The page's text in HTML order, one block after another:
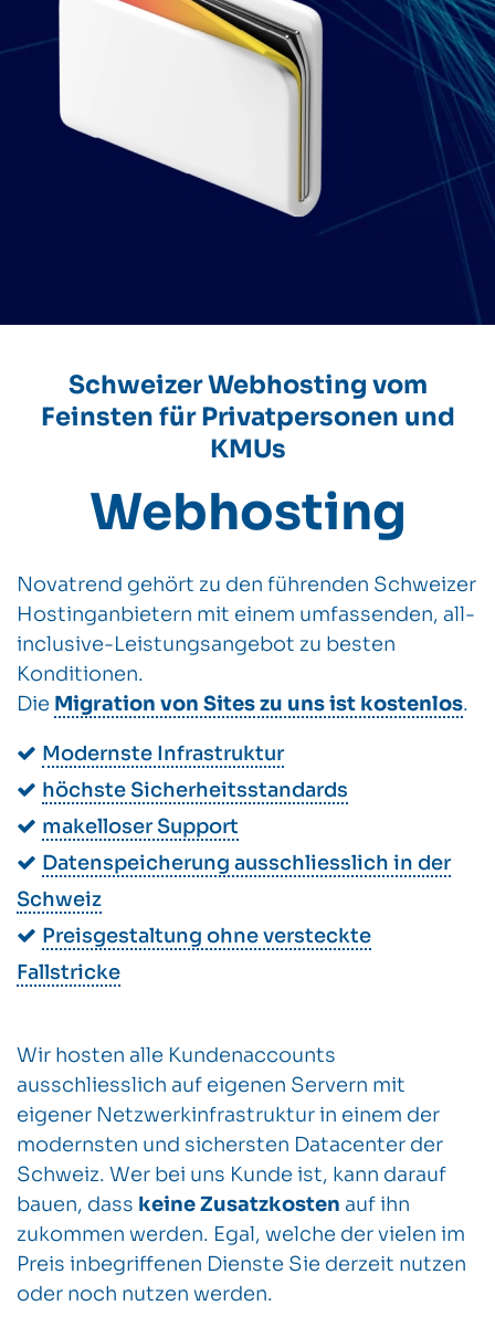
Schweizer Webhosting vom
Feinsten für Privatpersonen und
KMUs
Webhosting
Novatrend gehört zu den führenden Schweizer
Hostinganbietern mit einem umfassenden, all-
inclusive-Leistungsangebot zu besten
Konditionen.
Die Migration von Sites zu uns ist kostenlos.
Modernste Infrastruktur
höchste Sicherheitsstandards
makelloser Support
Datenspeicherung ausschliesslich in der
Schweiz
Preisgestaltung ohne versteckte
Fallstricke
Wir hosten alle Kundenaccounts
ausschliesslich auf eigenen Servern mit
eigener Netzwerkinfrastruktur in einem der
modernsten und sichersten Datacenter der
Schweiz. Wer bei uns Kunde ist, kann darauf
bauen, dass keine Zusatzkosten auf ihn
zukommen werden. Egal, welche der vielen im
Preis inbegriffenen Dienste Sie derzeit nutzen
oder noch nutzen werden.